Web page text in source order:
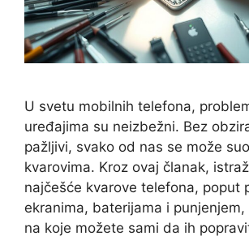
U svetu mobilnih telefona,
uređajima su neizbežni. Bez
pažljivi, svako od nas se može
kvarovima. Kroz ovaj članak,
najčešće kvarove telefona, poput
ekranima, baterijama i punjenjem,
na koje možete sami da ih